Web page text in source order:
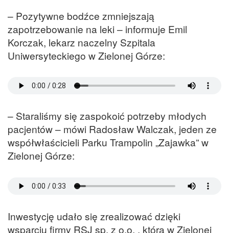
– Pozytywne bodźce zmniejszają
zapotrzebowanie na leki – informuje Emil
Korczak, lekarz naczelny Szpitala
Uniwersyteckiego w Zielonej Górze:
– Staraliśmy się zaspokoić potrzeby młodych
pacjentów – mówi Radosław Walczak, jeden ze
współwłaścicieli Parku Trampolin „Zajawka” w
Zielonej Górze:
Inwestycję udało się zrealizować dzięki
wsparciu firmy RSJ sp. z o.o. , która w Zielonej